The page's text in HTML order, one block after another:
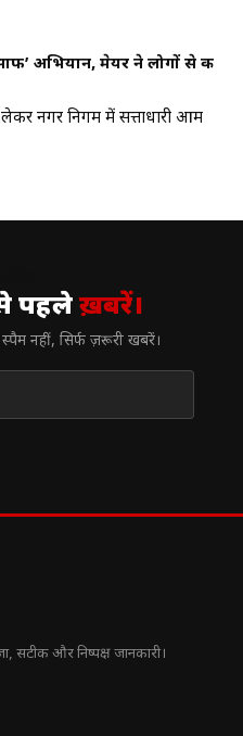
अभियान, मेयर ने लोगों से की
नगर निगम में सत्ताधारी आम
पहलेख़बरें।
नहीं, सिर्फ ज़रूरी खबरें।
सटीक और निष्पक्ष जानकारी।